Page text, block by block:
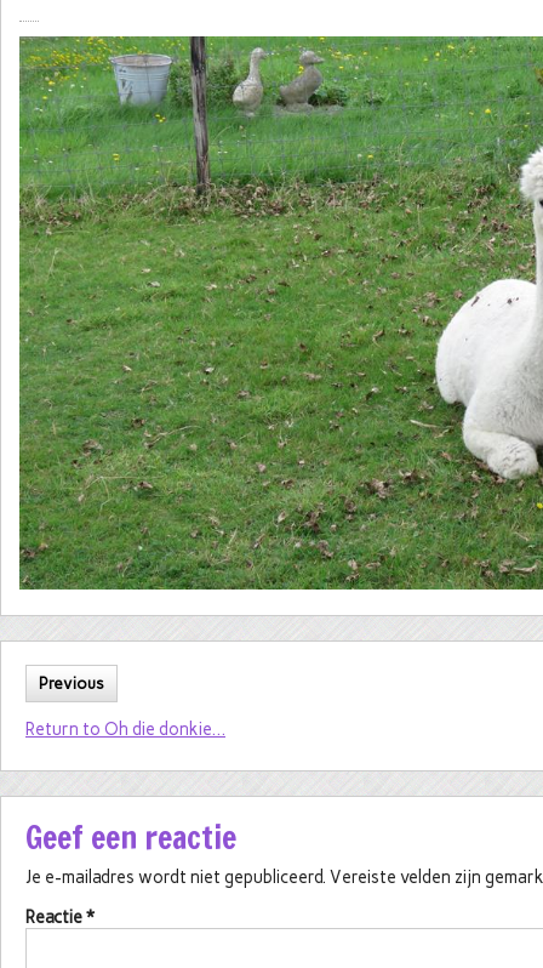
Previous
Return to Oh die donkie…
Geef een reactie
Je e-mailadres wordt niet gepubliceerd. Vereiste velden zijn
Reactie*